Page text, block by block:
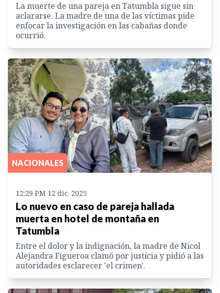
La muerte de una pareja en Tatumbla sigue sin
aclararse. La madre de una de las víctimas pide
enfocar la investigación en las cabañas donde
ocurrió.
NACIONALES
12:29 PM 12 dic. 2025
Lo nuevo en caso de pareja hallada
muerta en hotel de montaña en
Tatumbla
Entre el dolor y la indignación, la madre de Nicol
Alejandra Figueroa clamó por justicia y pidió a las
autoridades esclarecer 'el crimen'.